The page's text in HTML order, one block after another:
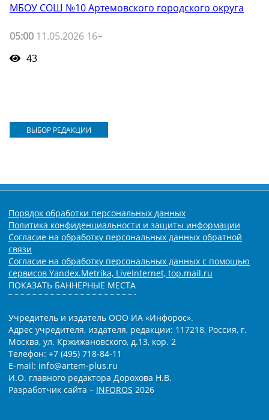
МБОУ СОШ №10 Артемовского городского округа
05:00 11.05.2026 16+
43
ВЫБОР РЕДАКЦИИ
Порядок обработки персональных данных
Политика конфиденциальности и защиты информации
Согласие на обработку персональных данных обратной
связи
Согласие на обработку персональных данных с помощью
сервисов Yandex.Metrika, LiveInternet, top.mail.ru
ПОКАЗАТЬ БАННЕРНЫЕ МЕСТА
Учредитель и издатель ООО ИА «Инфорос».
Адрес учредителя, издателя, редакции: 117218, Россия, г.
Москва, ул. Кржижановского, д.13, кор. 2
Телефон: +7 (495) 718-84-11
E-mail: info@artem-plus.ru
И.О. главного редактора Дорохова Н.В.
Разработчик сайта – INFOROS 2026